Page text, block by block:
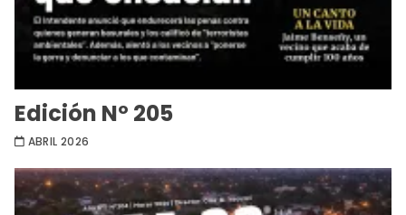
Edición Nº 205
ABRIL 2026